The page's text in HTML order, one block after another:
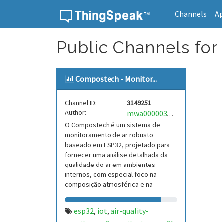
Channels
Public Channels
Compostech - Monitor...
Channel ID:
3149251
Author:
mwa0000039510080
O Compostech é um sistema de
monitoramento de ar robusto
baseado em ESP32, projetado para
fornecer uma análise detalhada da
qualidade do ar em ambientes
internos, com especial foco na
composição atmosférica e na
esp32, iot, air-quality-